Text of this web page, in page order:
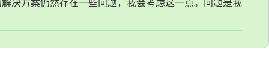
决方案仍然存在一些问题，我会考虑这一点。问题是我